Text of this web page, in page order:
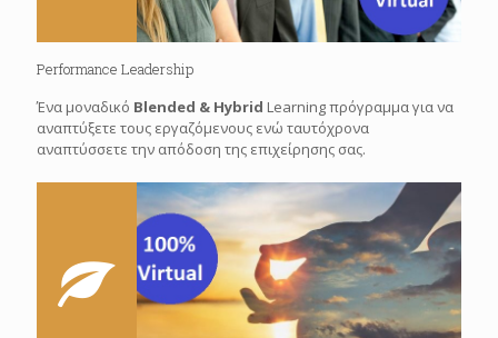
Performance Leadership
Ένα μοναδικό Blended & Hybrid Learning πρόγραμμα για να
αναπτύξετε τους εργαζόμενους ενώ ταυτόχρονα
αναπτύσσετε την απόδοση της επιχείρησης σας.